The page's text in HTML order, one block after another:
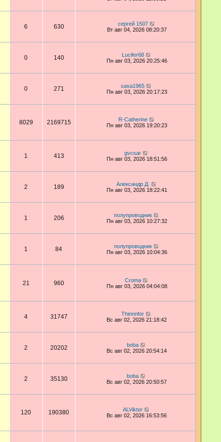
6 630
сергей 1507
Вт авг 04, 2026 08:20:37
0 140
Lucifer68
Пн авг 03, 2026 20:25:46
0 271
sasa1965
Пн авг 03, 2026 20:17:23
8029 2169715
R-Catherine
Пн авг 03, 2026 19:20:23
1 413
gvcsar
Пн авг 03, 2026 18:51:56
2 189
Александр Д.
Пн авг 03, 2026 18:22:41
1 206
полупроводник
Пн авг 03, 2026 10:27:32
1 84
полупроводник
Пн авг 03, 2026 10:04:36
21 960
Croma
Пн авг 03, 2026 04:04:08
4 31747
Thinnnfor
Вс авг 02, 2026 21:18:42
2 20202
boba
Вс авг 02, 2026 20:54:14
2 35130
boba
Вс авг 02, 2026 20:50:57
120 190380
ALViktor
Вс авг 02, 2026 16:53:56